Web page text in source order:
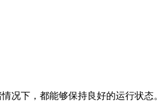
况下，都能够保持良好的运行状态。